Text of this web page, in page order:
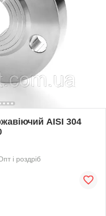
AISI 304
і роздріб